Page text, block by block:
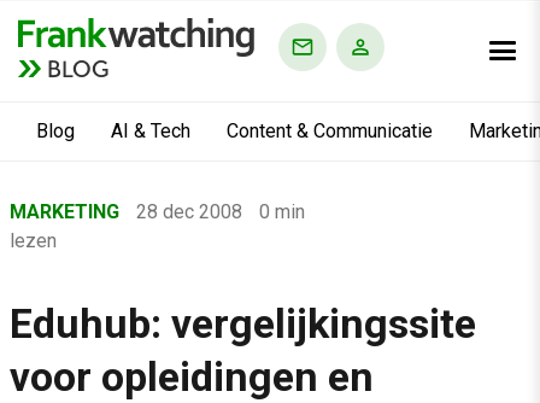
BLOG
Blog AI & Tech Content & Communicatie
›
Marketing
›
MARKETING 28 dec 2008
0 min
lezen
Eduhub: vergelijkingssite
voor opleidingen en